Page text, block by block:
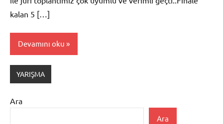
kalan 5 […]
Devamını oku
YARIŞMA
Ara
Ara